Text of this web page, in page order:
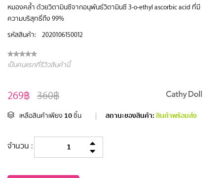
หมองคล้ำ ด้วยวิตามินซีจากอนุพันธ์วิตามินซี 3-o-ethyl ascorbic acid ที่มี
ความบริสุทธิ์ถึง 99%
รหัสสินค้า:
2020106150012
เป็นคนแรกที่รีวิวสินค้านี้
360฿
269฿
เหลือสินค้าเพียง 10 ชิ้น | สถานะของสินค้า:สินค้าพร้อมส่ง
จำนวน :